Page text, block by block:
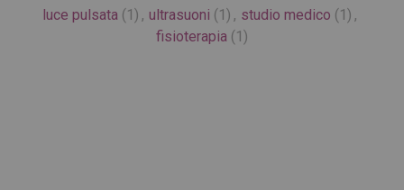
luce pulsata (1) , ultrasuoni (1) , studio medico (1) ,
fisioterapia (1)